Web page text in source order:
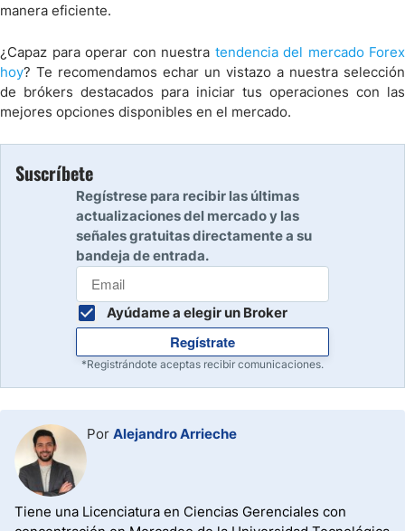
manera eficiente.
¿Capaz para operar con nuestra tendencia del mercado Forex
hoy? Te recomendamos echar un vistazo a nuestra selección
de brókers destacados para iniciar tus operaciones con las
mejores opciones disponibles en el mercado.
Suscríbete
Regístrese para recibir las últimas
actualizaciones del mercado y las
señales gratuitas directamente a su
bandeja de entrada.
Ayúdame a elegir un Broker
Regístrate
*Registrándote aceptas recibir comunicaciones.
Por Alejandro Arrieche
Tiene una Licenciatura en Ciencias Gerenciales con